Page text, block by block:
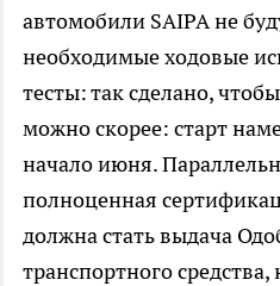
автомобили SAIPA не
необходимые ходовые
тесты: так сделано,
можно скорее: старт
начало июня.
полноценная
должна стать выдача
транспортного